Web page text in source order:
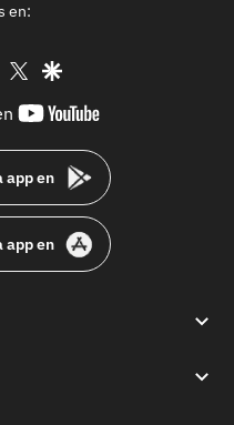
en:
instagram
twittergoogle
youtube-
app en
app en